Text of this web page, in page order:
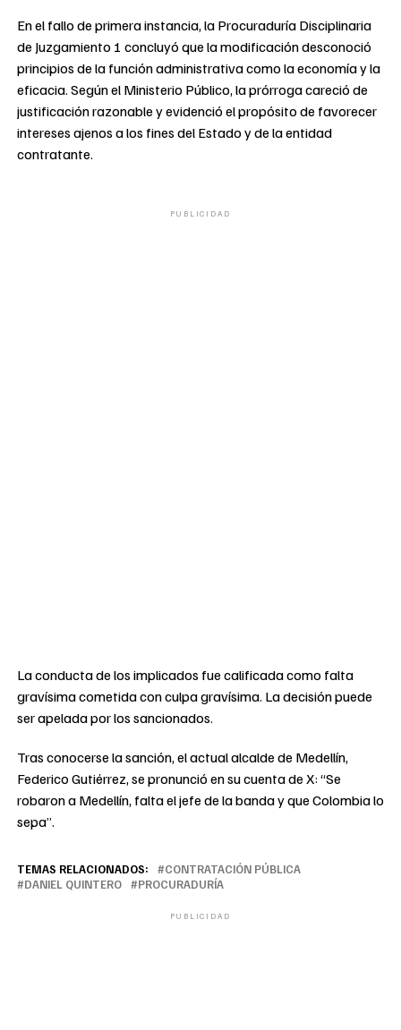
En el fallo de primera instancia, la Procuraduría Disciplinaria
de Juzgamiento 1 concluyó que la modificación desconoció
principios de la función administrativa como la economía y la
eficacia. Según el Ministerio Público, la prórroga careció de
justificación razonable y evidenció el propósito de favorecer
intereses ajenos a los fines del Estado y de la entidad
contratante.
PUBLICIDAD
La conducta de los implicados fue calificada como falta
gravísima cometida con culpa gravísima. La decisión puede
ser apelada por los sancionados.
Tras conocerse la sanción, el actual alcalde de Medellín,
Federico Gutiérrez, se pronunció en su cuenta de X: “Se
robaron a Medellín, falta el jefe de la banda y que Colombia lo
sepa”.
TEMAS RELACIONADOS:
CONTRATACIÓN PÚBLICA
DANIEL QUINTERO
PROCURADURÍA
PUBLICIDAD